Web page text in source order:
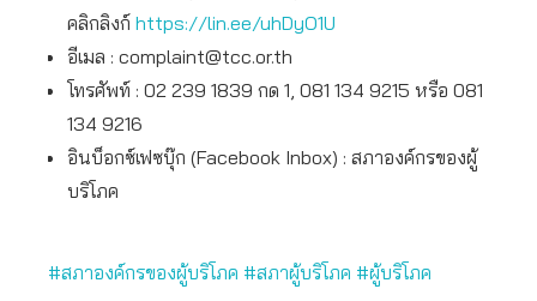
คลิกลิงก์ https://lin.ee/uhDyO1U
อีเมล : complaint@tcc.or.th
โทรศัพท์ : 02 239 1839 กด 1, 081 134 9215 หรือ 081
134 9216
อินบ็อกซ์เฟซบุ๊ก (Facebook Inbox) : สภาองค์กรของผู้
บริโภค
#สภาองค์กรของผู้บริโภค #สภาผู้บริโภค #ผู้บริโภค